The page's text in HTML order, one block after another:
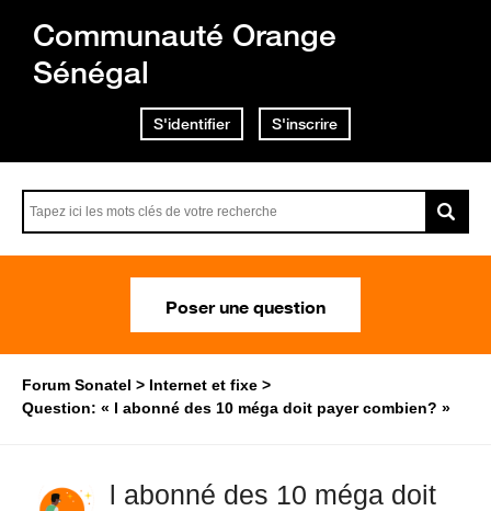
Communauté Orange
Sénégal
S'identifier S'inscrire
Poser une question
Forum Sonatel
Internet et fixe
Question: « l abonné des 10 méga doit payer combien? »
l abonné des 10 méga doit